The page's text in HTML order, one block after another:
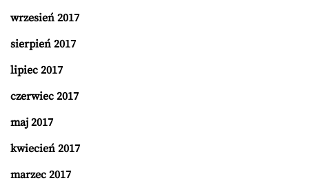
wrzesień 2017
sierpień 2017
lipiec 2017
czerwiec 2017
maj 2017
kwiecień 2017
marzec 2017